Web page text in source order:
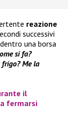
reazione
successivi
una borsa
si fa?
Me la
il
fermarsi